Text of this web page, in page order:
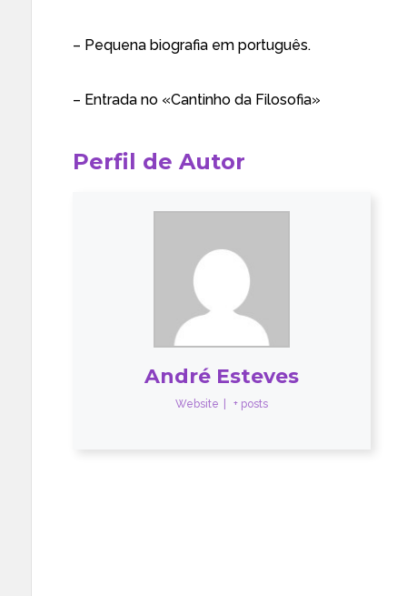
– Pequena biografia em português.
– Entrada no «Cantinho da Filosofia»
Perfil de Autor
André Esteves
Website + posts